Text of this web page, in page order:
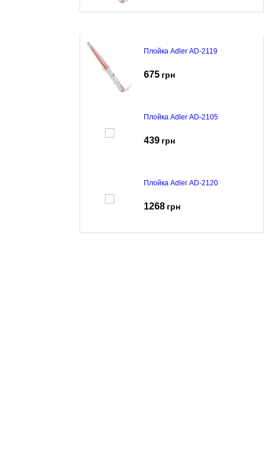
Плойка Adler AD-2119
675 грн
Плойка Adler AD-2105
439 грн
Плойка Adler AD-2120
1268 грн